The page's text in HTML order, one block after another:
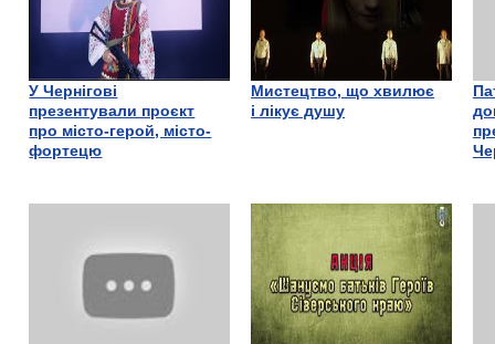
У Чернігові
презентували проєкт
про місто-герой, місто-
фортецю
Мистецтво, що хвилює
і лікує душу